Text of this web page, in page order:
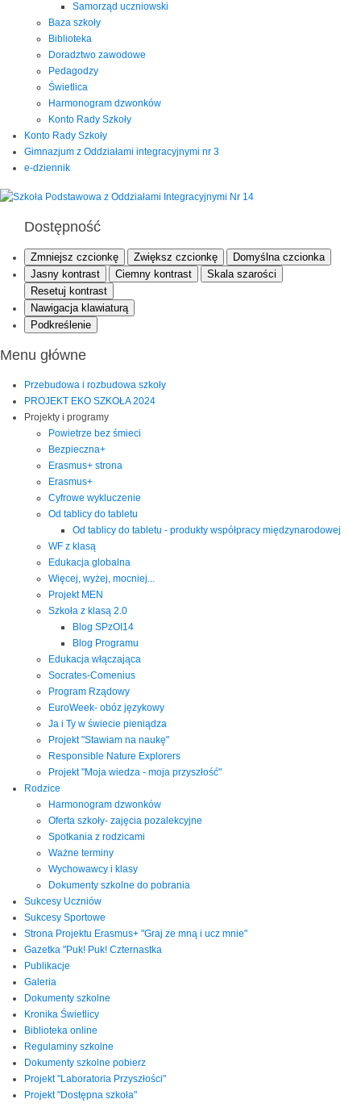
Samorząd uczniowski
Baza szkoły
Biblioteka
Doradztwo zawodowe
Pedagodzy
Świetlica
Harmonogram dzwonków
Konto Rady Szkoły
Konto Rady Szkoły
Gimnazjum z Oddziałami integracyjnymi nr 3
e-dziennik
Dostępność
Zmniejsz czcionkę Zwiększ czcionkę
Domyślna czcionka
Jasny kontrast
Ciemny kontrast
Skala szarości
Resetuj kontrast
Nawigacja klawiaturą
Podkreślenie
Menu główne
Przebudowa i rozbudowa szkoły
PROJEKT EKO SZKOŁA 2024
Projekty i programy
Powietrze bez śmieci
Bezpieczna+
Erasmus+ strona
Erasmus+
Cyfrowe wykluczenie
Od tablicy do tabletu
Od tablicy do tabletu - produkty współpracy międzynarodowej
WF z klasą
Edukacja globalna
Więcej, wyżej, mocniej...
Projekt MEN
Szkoła z klasą 2.0
Blog SPzOI14
Blog Programu
Edukacja włączająca
Socrates-Comenius
Program Rządowy
EuroWeek- obóz językowy
Ja i Ty w świecie pieniądza
Projekt "Stawiam na naukę"
Responsible Nature Explorers
Projekt "Moja wiedza - moja przyszłość"
Rodzice
Harmonogram dzwonków
Oferta szkoły- zajęcia pozalekcyjne
Spotkania z rodzicami
Ważne terminy
Wychowawcy i klasy
Dokumenty szkolne do pobrania
Sukcesy Uczniów
Sukcesy Sportowe
Strona Projektu Erasmus+ "Graj ze mną i ucz mnie"
Gazetka "Puk! Puk! Czternastka
Publikacje
Galeria
Dokumenty szkolne
Kronika Świetlicy
Biblioteka online
Regulaminy szkolne
Dokumenty szkolne pobierz
Projekt "Laboratoria Przyszłości"
Projekt "Dostępna szkoła"